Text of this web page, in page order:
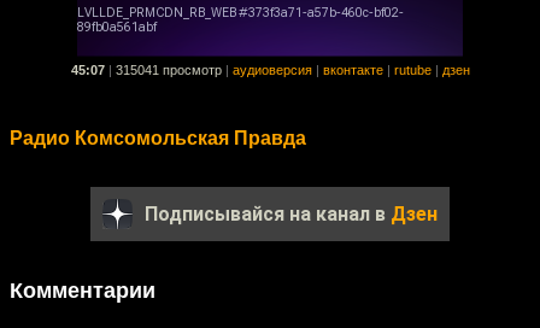
45:07 315041 просмотр аудиоверсия вконтакте rutube дзен
Радио Комсомольская Правда
Подписывайся на канал в Дзен
Комментарии